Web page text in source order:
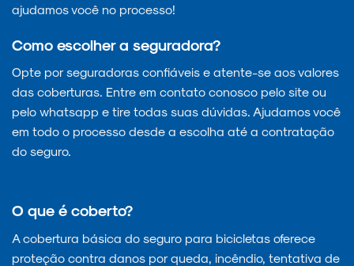
ajudamos você no processo!
Como escolher a seguradora?
Opte por seguradoras confiáveis e atente-se aos valores
das coberturas. Entre em contato conosco pelo site ou
pelo whatsapp e tire todas suas dúvidas. Ajudamos você
em todo o processo desde a escolha até a contratação
do seguro.
O que é coberto?
A cobertura básica do seguro para bicicletas oferece
proteção contra danos por queda, incêndio, tentativa de